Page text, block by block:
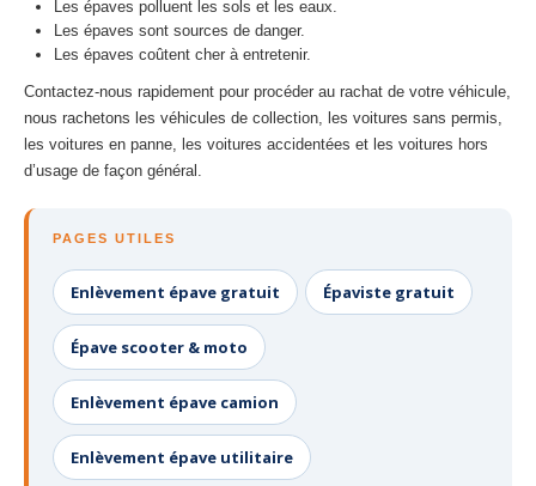
Les épaves polluent les sols et les eaux.
Les épaves sont sources de danger.
Les épaves coûtent cher à entretenir.
Contactez-nous rapidement pour procéder au rachat de votre véhicule,
nous rachetons les véhicules de collection, les voitures sans permis,
les voitures en panne, les voitures accidentées et les voitures hors
d’usage de façon général.
PAGES UTILES
Enlèvement épave gratuit Épaviste gratuit
Épave scooter & moto
Enlèvement épave camion
Enlèvement épave utilitaire